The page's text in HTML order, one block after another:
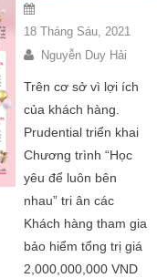
18 Tháng Sáu, 2021
Nguyễn Duy Hải
Trên cơ sở vì lợi ích
của khách hàng.
Prudential triển khai
Chương trình “Học
yêu để luôn bên
nhau” tri ân các
Khách hàng tham gia
bảo hiểm tổng trị giá
2,000,000,000 VND